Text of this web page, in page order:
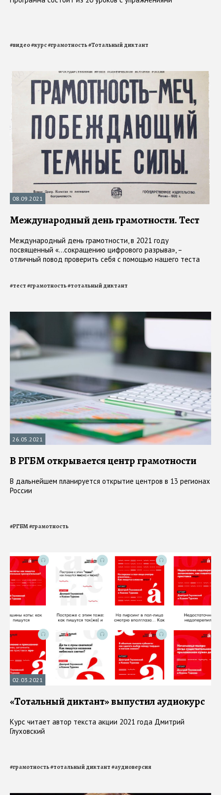
#видео#курс#грамотность#Тотальный диктант
08.09.2021
Международный день грамотности. Тест
Международный день грамотности, в 2021 году
посвященный «...сокращению цифрового разрыва», –
отличный повод проверить себя с помощью нашего теста
#тест#грамотность#тотальный диктант
26.05.2021
В РГБМ открывается центр грамотности
В дальнейшем планируется открытие центров в 13 регионах
России
#РГБМ#грамотность
02.03.2021
«Тотальный диктант» выпустил аудиокурс
Курс читает автор текста акции 2021 года Дмитрий
Глуховский
#грамотность#тотальный диктант#аудиоверсия